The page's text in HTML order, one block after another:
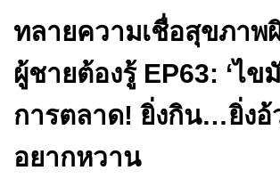
ทลายความเชื่อสุขภาพ
ผู้ชายต้องรู้ EP63: ‘ไข
การตลาด! ยิ่งกิน…ยิ่ง
อยากหวาน